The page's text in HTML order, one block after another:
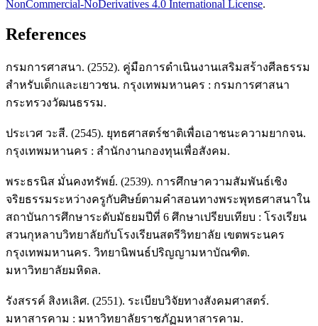
NonCommercial-NoDerivatives 4.0 International License.
References
กรมการศาสนา. (2552). คู่มือการดำเนินงานเสริมสร้างศีลธรรม
สำหรับเด็กและเยาวชน. กรุงเทพมหานคร : กรมการศาสนา
กระทรวงวัฒนธรรม.
ประเวศ วะสี. (2545). ยุทธศาสตร์ชาติเพื่อเอาชนะความยากจน.
กรุงเทพมหานคร : สำนักงานกองทุนเพื่อสังคม.
พระธรนิส มั่นคงทรัพย์. (2539). การศึกษาความสัมพันธ์เชิง
จริยธรรมระหว่างครูกับศิษย์ตามคำสอนทางพระพุทธศาสนาใน
สถาบันการศึกษาระดับมัธยมปีที่ 6 ศึกษาเปรียบเทียบ : โรงเรียน
สวนกุหลาบวิทยาลัยกับโรงเรียนสตรีวิทยาลัย เขตพระนคร
กรุงเทพมหานคร. วิทยานิพนธ์ปริญญามหาบัณฑิต.
มหาวิทยาลัยมหิดล.
รังสรรค์ สิงหเลิศ. (2551). ระเบียบวิจัยทางสังคมศาสตร์.
มหาสารคาม : มหาวิทยาลัยราชภัฏมหาสารคาม.